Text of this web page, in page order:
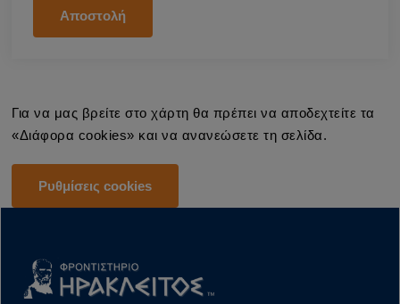
Αποστολή
Για να μας βρείτε στο χάρτη θα πρέπει να αποδεχτείτε τα
«Διάφορα cookies» και να ανανεώσετε τη σελίδα.
Ρυθμίσεις cookies